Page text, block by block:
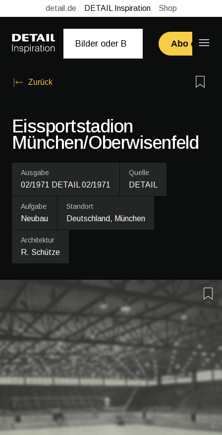
detail.de DETAIL Inspiration Shop
Abo
Zurück
Eissportstadion
München/Oberwisenfeld
Ausgabe
02/1971 DETAIL 02/1971
Quelle
DETAIL
Aufgabe
Neubau
Standort
Deutschland, München
Architektur
R. Schütze